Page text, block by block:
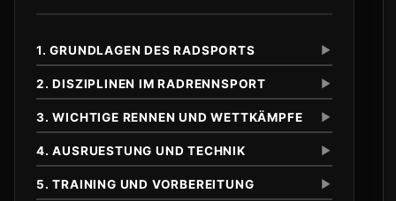
1. GRUNDLAGEN DES RADSPORTS ▼
Definition und Abgrenzung
Unterschied zu anderen Radsportarten
Anfaenge im 19. Jahrhundert
2. DISZIPLINEN IM RADRENNSPORT ▼
Eintagesrennen
Klassiker
3. WICHTIGE RENNEN UND WETTKÄMPFE ▼
Tour de France
4. AUSRUESTUNG UND TECHNIK ▼
5. TRAINING UND VORBEREITUNG ▼